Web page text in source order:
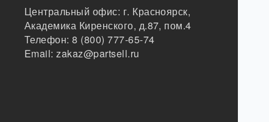
Центральный офис: г. Красноярск,
Академика Киренского, д.87, пом.4
Телефон:8 (800) 777-65-74
Email:zakaz@partsell.ru